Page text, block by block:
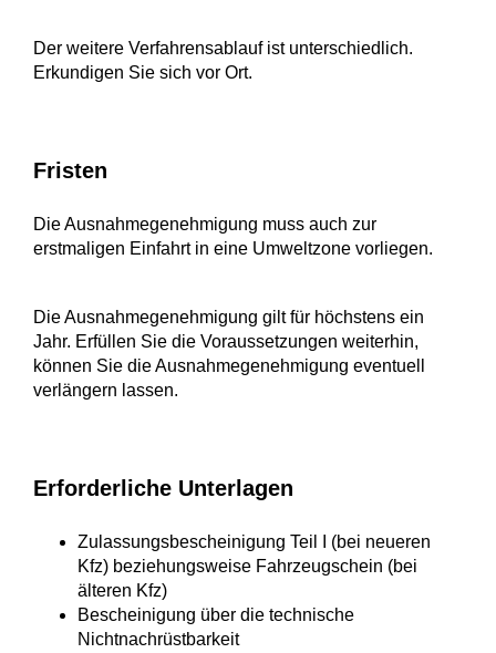
Der weitere Verfahrensablauf ist unterschiedlich.
Erkundigen Sie sich vor Ort.
Fristen
Die Ausnahmegenehmigung muss auch zur
erstmaligen Einfahrt in eine Umweltzone vorliegen.
Die Ausnahmegenehmigung gilt für höchstens ein
Jahr. Erfüllen Sie die Voraussetzungen weiterhin,
können Sie die Ausnahmegenehmigung eventuell
verlängern lassen.
Erforderliche Unterlagen
Zulassungsbescheinigung Teil I (bei neueren
Kfz) beziehungsweise Fahrzeugschein (bei
älteren Kfz)
Bescheinigung über die technische
Nichtnachrüstbarkeit